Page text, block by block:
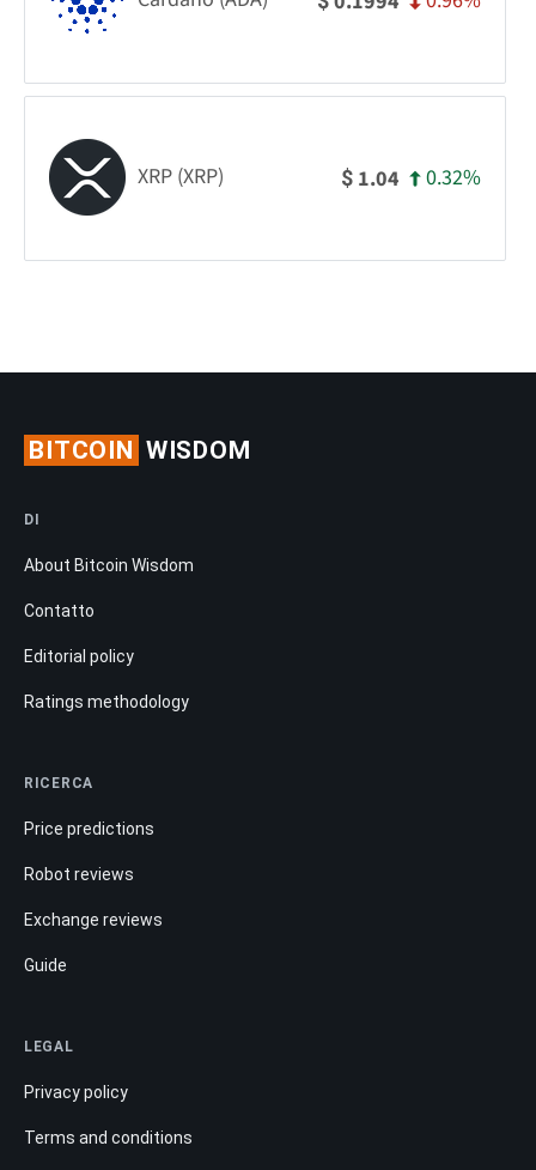
XRP (XRP) $ 1.04 0.32%
BITCOIN WISDOM
DI
About Bitcoin Wisdom
Contatto
Editorial policy
Ratings methodology
RICERCA
Price predictions
Robot reviews
Exchange reviews
Guide
LEGAL
Privacy policy
Terms and conditions